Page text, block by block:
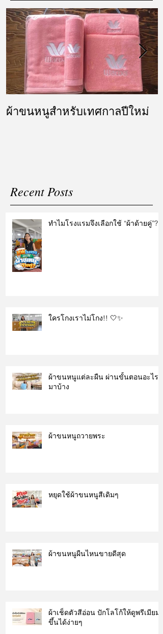
ผ้าขนหนูสำหรับเทศกาลปีใหม่
Recent Posts
ทำไมโรงแรมจึงเลือกใช้ “ผ้าด้ายคู่”?
ใครโกงเราไม่โกง!! 🤍✨
ผ้าขนหนูแต่ละผืน ผ่านขั้นตอนอะไร
มาบ้าง
ผ้าขนหนูถวายพระ
หยุดใช้ผ้าขนหนูสีเดิมๆ
ผ้าขนหนูผืนไหนขายดีสุด
ผ้าเช็ดตัวสีอ่อน ปักโลโก้ให้ดูพรีเมียม
ขึ้นได้ง่ายๆ